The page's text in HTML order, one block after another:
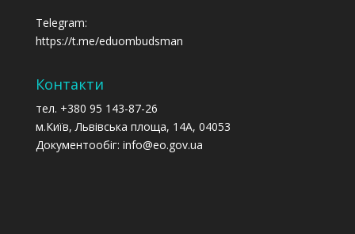
Telegram:
https://t.me/eduombudsman
Контакти
тел. +380 95 143-87-26
м.Київ, Львівська площа, 14А, 04053
Документообіг: info@eo.gov.ua